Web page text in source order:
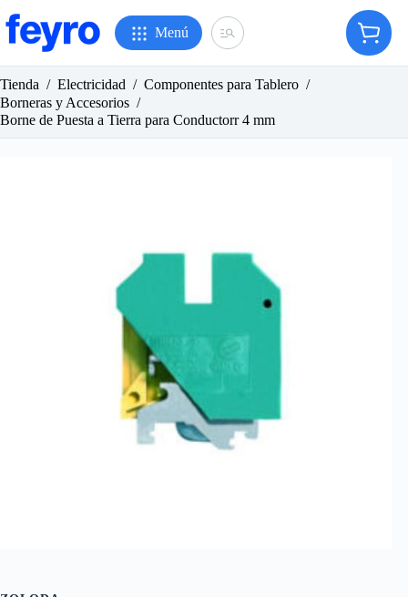
al
contenido
Menú
Carro
de
Tienda / Electricidad / Componentes para Tablero /
Borneras y Accesorios /
Borne de Puesta a Tierra para Conductorr 4 mm